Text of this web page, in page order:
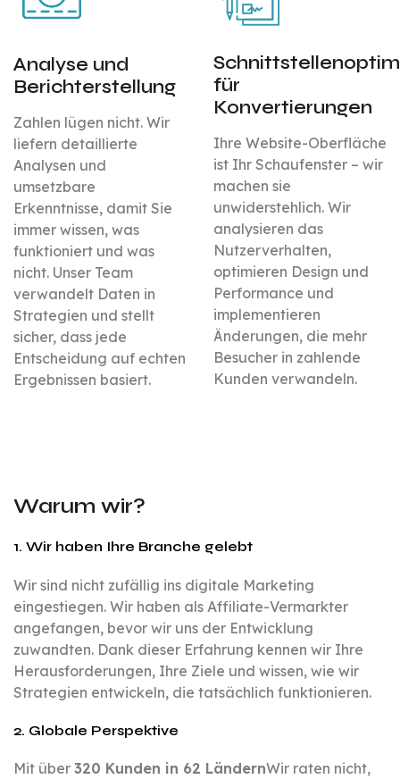
Analyse und
Berichterstellung
Zahlen lügen nicht. Wir
liefern detaillierte
Analysen und
umsetzbare
Erkenntnisse, damit Sie
immer wissen, was
funktioniert und was
nicht. Unser Team
verwandelt Daten in
Strategien und stellt
sicher, dass jede
Entscheidung auf echten
Ergebnissen basiert.
für
Konvertierungen
Ihre Website-Oberfläche
ist Ihr Schaufenster – wir
machen sie
unwiderstehlich. Wir
analysieren das
Nutzerverhalten,
optimieren Design und
Performance und
implementieren
Änderungen, die mehr
Besucher in zahlende
Kunden verwandeln.
Warum wir?
1. Wir haben Ihre Branche gelebt
Wir sind nicht zufällig ins digitale Marketing
eingestiegen. Wir haben als Affiliate-Vermarkter
angefangen, bevor wir uns der Entwicklung
zuwandten. Dank dieser Erfahrung kennen wir Ihre
Herausforderungen, Ihre Ziele und wissen, wie wir
Strategien entwickeln, die tatsächlich funktionieren.
2. Globale Perspektive
Mit über 320 Kunden in 62 LändernWir raten nicht,